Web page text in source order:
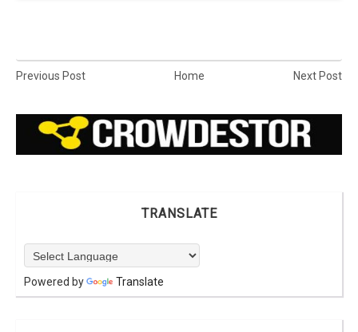
Previous Post Home Next Post
TRANSLATE
Powered by Translate